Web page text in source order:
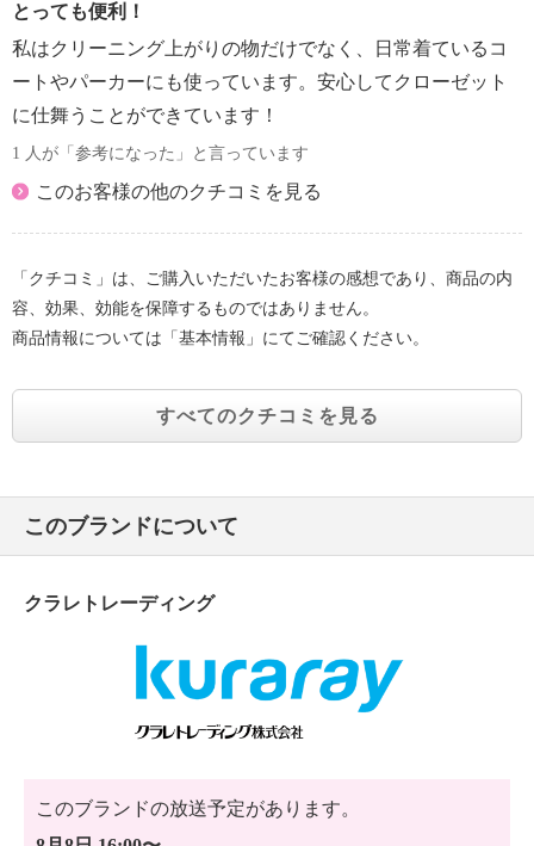
とっても便利！
私はクリーニング上がりの物だけでなく、日常着ているコ
ートやパーカーにも使っています。安心してクローゼット
に仕舞うことができています！
1 人が「参考になった」と言っています
このお客様の他のクチコミを見る
「クチコミ」は、ご購入いただいたお客様の感想であり、商品の内
容、効果、効能を保障するものではありません。
商品情報については「基本情報」にてご確認ください。
すべてのクチコミを見る
このブランドについて
クラレトレーディング
このブランドの放送予定があります。